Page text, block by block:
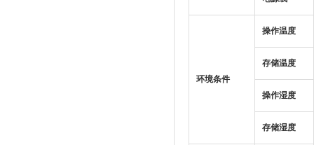
环境条件
操作温度
存储温度
操作湿度
存储湿度